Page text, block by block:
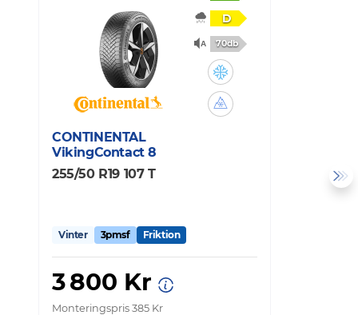
D
70db
CONTINENTAL
VikingContact 8
255/50 R19 107 T
Vinter 3pmsf Friktion
3 800 Kr
Monteringspris 385 Kr